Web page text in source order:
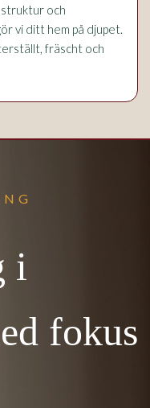
och
vi ditt hem på djupet.
fräscht och
i
fokus